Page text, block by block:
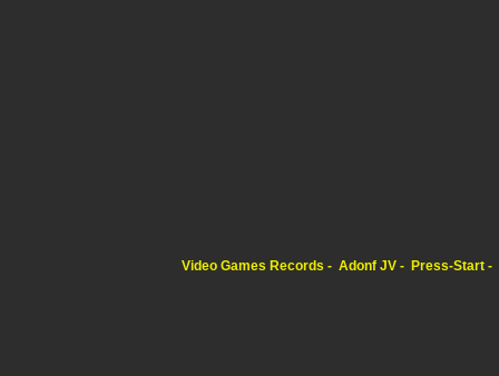
Video Games Records Adonf JV Press-Start